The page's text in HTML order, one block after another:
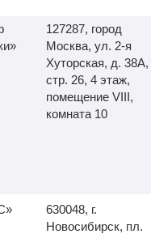
127287, город
Москва, ул. 2-я
Хуторская, д. 38А,
стр. 26, 4 этаж,
помещение VIII,
комната 10
630048, г.
Новосибирск, пл.